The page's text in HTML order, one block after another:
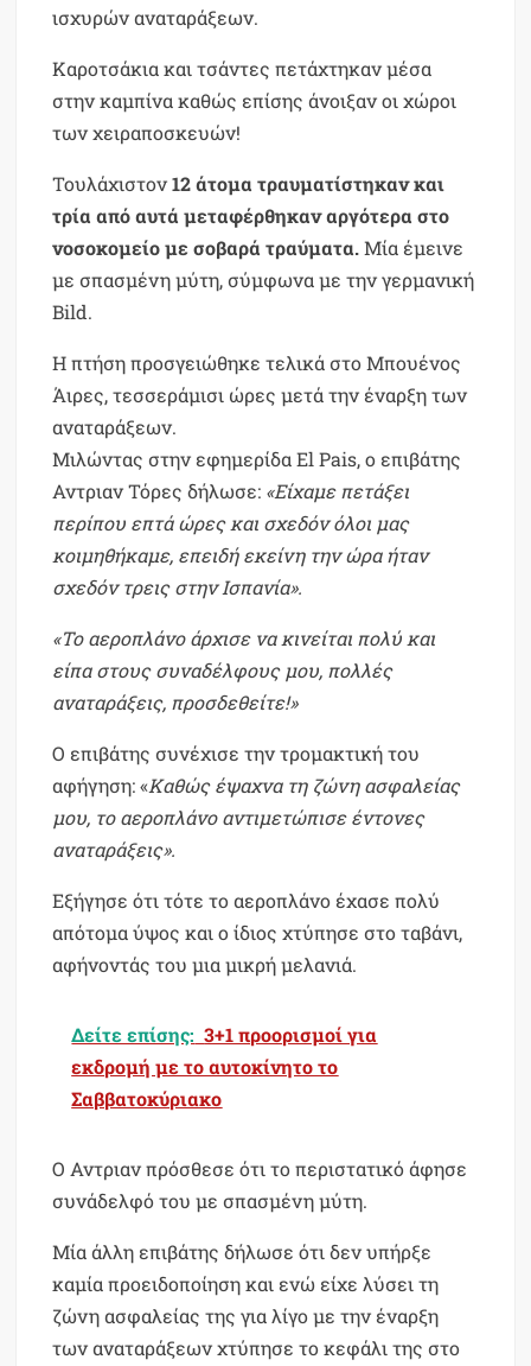
ισχυρών αναταράξεων.
Καροτσάκια και τσάντες πετάχτηκαν μέσα
στην καμπίνα καθώς επίσης άνοιξαν οι χώροι
των χειραποσκευών!
Τουλάχιστον12 άτομα τραυματίστηκαν και
τρία από αυτά μεταφέρθηκαν αργότερα στο
νοσοκομείο με σοβαρά τραύματα.Μία έμεινε
με σπασμένη μύτη, σύμφωνα με την γερμανική
Bild.
Η πτήση προσγειώθηκε τελικά στο Μπουένος
Άιρες, τεσσεράμισι ώρες μετά την έναρξη των
αναταράξεων.
Μιλώντας στην εφημερίδα El Pais, ο επιβάτης
Αντριαν Τόρες δήλωσε: «Είχαμε πετάξει
περίπου επτά ώρες και σχεδόν όλοι μας
κοιμηθήκαμε, επειδή εκείνη την ώρα ήταν
σχεδόν τρεις στην Ισπανία».
«Το αεροπλάνο άρχισε να κινείται πολύ και
είπα στους συναδέλφους μου, πολλές
αναταράξεις, προσδεθείτε!»
Ο επιβάτης συνέχισε την τρομακτική του
αφήγηση: «Καθώς έψαχνα τη ζώνη ασφαλείας
μου, το αεροπλάνο αντιμετώπισε έντονες
αναταράξεις».
Εξήγησε ότι τότε το αεροπλάνο έχασε πολύ
απότομα ύψος και ο ίδιος χτύπησε στο ταβάνι,
αφήνοντάς του μια μικρή μελανιά.
Δείτε επίσης: 3+1 προορισμοί για
εκδρομή με το αυτοκίνητο το
Σαββατοκύριακο
Ο Αντριαν πρόσθεσε ότι το περιστατικό άφησε
συνάδελφό του με σπασμένη μύτη.
Μία άλλη επιβάτης δήλωσε ότι δεν υπήρξε
καμία προειδοποίηση και ενώ είχε λύσει τη
ζώνη ασφαλείας της για λίγο με την έναρξη
των αναταράξεων χτύπησε το κεφάλι της στο